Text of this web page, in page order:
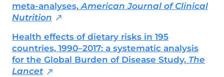
meta-analyses, American Journal of Clinical
Nutrition
Health effects of dietary risks in 195
countries, 1990–2017: a systematic analysis
for the Global Burden of Disease Study, The
Lancet